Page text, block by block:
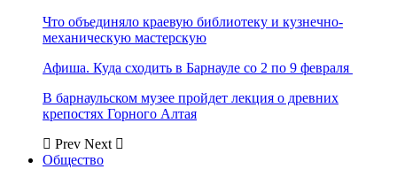
Что объединяло краевую библиотеку и кузнечно-
механическую мастерскую
Афиша. Куда сходить в Барнауле со 2 по 9 февраля
В барнаульском музее пройдет лекция о древних
крепостях Горного Алтая
Prev Next
Общество